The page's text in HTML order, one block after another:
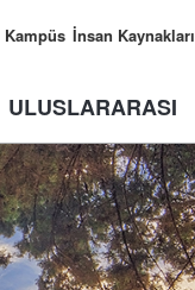
Kampüs İnsan Kaynakları
ULUSLARARASI